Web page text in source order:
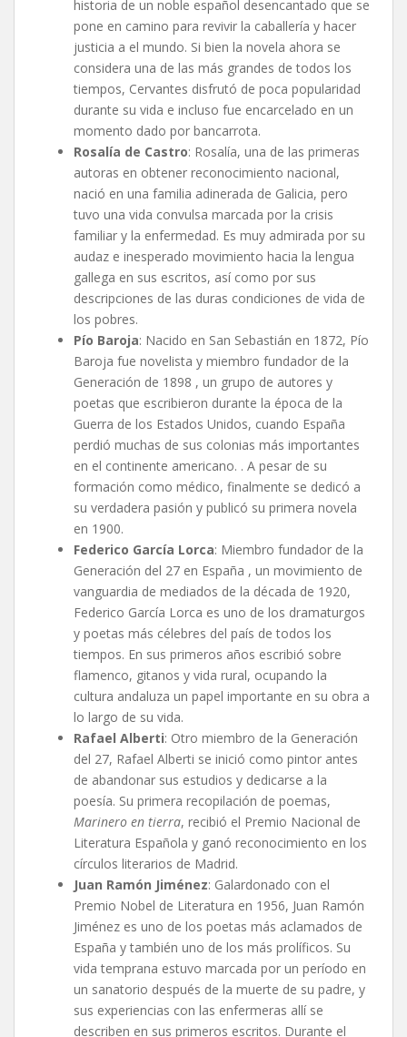
historia de un noble español desencantado que se
pone en camino para revivir la caballería y hacer
justicia a el mundo. Si bien la novela ahora se
considera una de las más grandes de todos los
tiempos, Cervantes disfrutó de poca popularidad
durante su vida e incluso fue encarcelado en un
momento dado por bancarrota.
Rosalía de Castro: Rosalía, una de las primeras
autoras en obtener reconocimiento nacional,
nació en una familia adinerada de Galicia, pero
tuvo una vida convulsa marcada por la crisis
familiar y la enfermedad. Es muy admirada por su
audaz e inesperado movimiento hacia la lengua
gallega en sus escritos, así como por sus
descripciones de las duras condiciones de vida de
los pobres.
Pío Baroja: Nacido en San Sebastián en 1872, Pío
Baroja fue novelista y miembro fundador de la
Generación de 1898 , un grupo de autores y
poetas que escribieron durante la época de la
Guerra de los Estados Unidos, cuando España
perdió muchas de sus colonias más importantes
en el continente americano. . A pesar de su
formación como médico, finalmente se dedicó a
su verdadera pasión y publicó su primera novela
en 1900.
Federico García Lorca: Miembro fundador de la
Generación del 27 en España , un movimiento de
vanguardia de mediados de la década de 1920,
Federico García Lorca es uno de los dramaturgos
y poetas más célebres del país de todos los
tiempos. En sus primeros años escribió sobre
flamenco, gitanos y vida rural, ocupando la
cultura andaluza un papel importante en su obra a
lo largo de su vida.
Rafael Alberti: Otro miembro de la Generación
del 27, Rafael Alberti se inició como pintor antes
de abandonar sus estudios y dedicarse a la
poesía. Su primera recopilación de poemas,
Marinero en tierra, recibió el Premio Nacional de
Literatura Española y ganó reconocimiento en los
círculos literarios de Madrid.
Juan Ramón Jiménez: Galardonado con el
Premio Nobel de Literatura en 1956, Juan Ramón
Jiménez es uno de los poetas más aclamados de
España y también uno de los más prolíficos. Su
vida temprana estuvo marcada por un período en
un sanatorio después de la muerte de su padre, y
sus experiencias con las enfermeras allí se
describen en sus primeros escritos. Durante el